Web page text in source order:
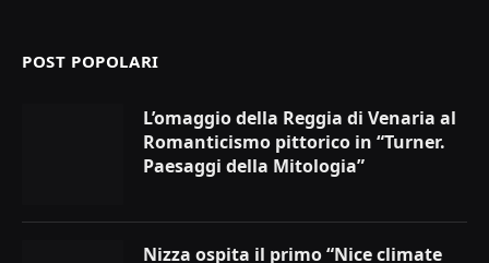
POST POPOLARI
L’omaggio della Reggia di Venaria al
Romanticismo pittorico in “Turner.
Paesaggi della Mitologia”
Nizza ospita il primo “Nice climate